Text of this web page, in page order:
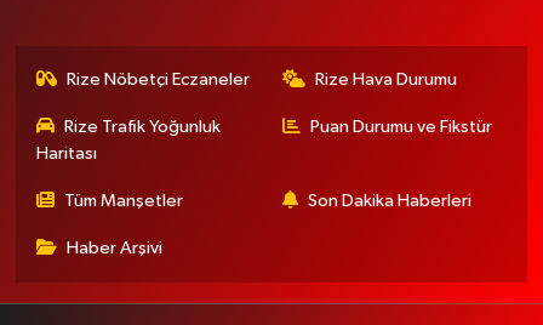
Rize Nöbetçi Eczaneler Rize Hava Durumu
Rize Trafik Yoğunluk
Haritası
Puan Durumu ve Fikstür
Tüm Manşetler Son Dakika Haberleri
Haber Arşivi